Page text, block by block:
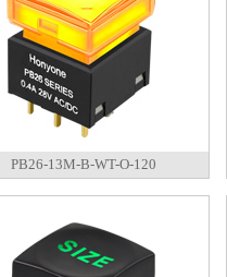
PB26-13M-B-WT-O-120